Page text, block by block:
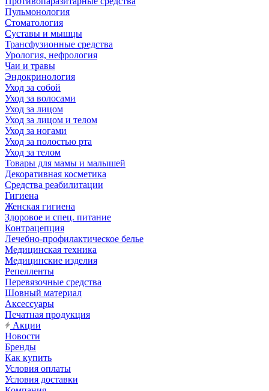
Пульмонология
Стоматология
Суставы и мышцы
Трансфузионные средства
Урология, нефрология
Чаи и травы
Эндокринология
Уход за собой
Уход за волосами
Уход за лицом
Уход за лицом и телом
Уход за ногами
Уход за полостью рта
Уход за телом
Товары для мамы и малышей
Декоративная косметика
Средства реабилитации
Гигиена
Женская гигиена
Здоровое и спец. питание
Контрацепция
Лечебно-профилактическое белье
Медицинская техника
Медицинские изделия
Репелленты
Перевязочные средства
Шовный материал
Аксессуары
Печатная продукция
Акции
Новости
Бренды
Как купить
Условия оплаты
Условия доставки